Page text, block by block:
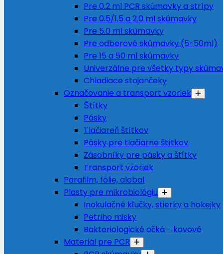
Pre 0.2 ml PCR skúmavky a strípy
Pre 0.5/1.5 a 2.0 ml skúmavky
Pre 5.0 ml skúmavky
Pre odberové skúmavky (5-50ml)
Pre 15 a 50 ml skúmavky
Univerzálne pre všetky typy
Chladiace stojančeky
Označovanie a transport vzoriek
Štítky
Pásky
Tlačiareň štítkov
Pásky pre tlačiarne štítkov
Zásobníky pre pásky a štítky
Transport vzoriek
Parafilm, fólie, alobal
Plasty pre mikrobiológiu
Inokulačné kľučky, stierky a hokejky
Petriho misky
Bakteriologické očká - kovové
Materiál pre PCR